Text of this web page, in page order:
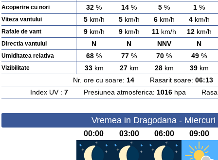
Acoperire cu nori 32 % 14 % 5 % 1 %
Viteza vantului 5km/h 5km/h 6km/h 4km/h
Rafale de vant 9km/h 9km/h 11 km/h 12km/h
Directia vantului N N NNV N
Umiditatea relativa 68 % 77 % 70 % 49 %
Vizibilitate 33km 27km 28km 39km
Nr. ore cu soare: 14Rasarit soare: 06:13
Index UV : 7Presiunea atmosferica: 1016hpa
Vremea in Dragodana -
00:00 03:00 06:00 09:00